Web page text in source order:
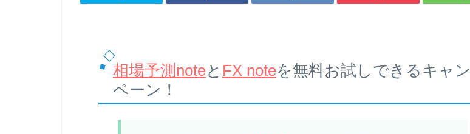
相場予測noteと FX noteを無料お試しできるキャン
ペーン！